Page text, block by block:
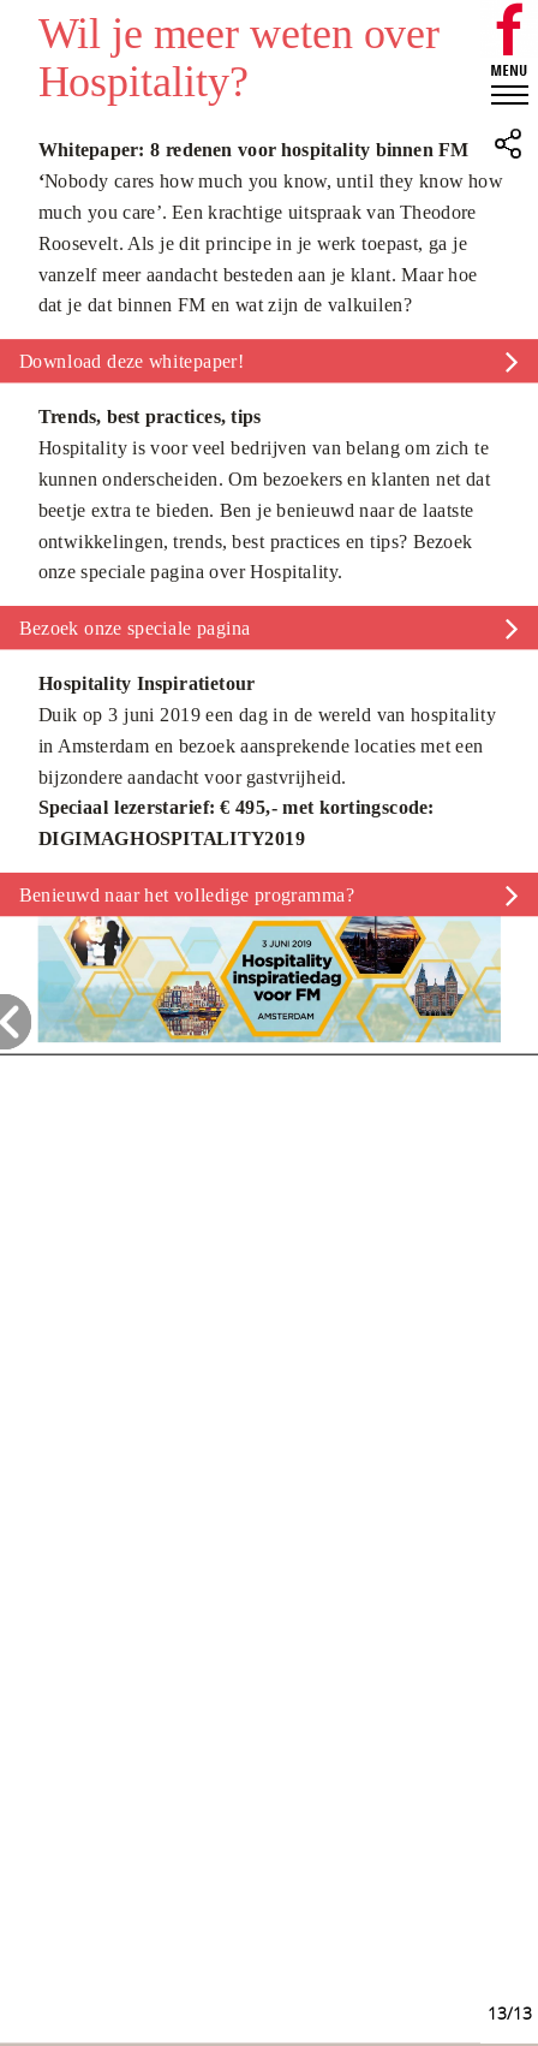
Wil je meer weten over
Hospitality?
Whitepaper: 8 redenen voor hospitality binnen FM
‘Nobody cares how much you know, until they know how
much you care’. Een krachtige uitspraak van Theodore
Roosevelt. Als je dit principe in je werk toepast, ga je
vanzelf meer aandacht besteden aan je klant. Maar hoe
dat je dat binnen FM en wat zijn de valkuilen?
Download deze whitepaper!
Trends, best practices, tips
Hospitality is voor veel bedrijven van belang om zich te
kunnen onderscheiden. Om bezoekers en klanten net dat
beetje extra te bieden. Ben je benieuwd naar de laatste
ontwikkelingen, trends, best practices en tips? Bezoek
onze speciale pagina over Hospitality.
Bezoek onze speciale pagina
Hospitality Inspiratietour
Duik op 3 juni 2019 een dag in de wereld van hospitality
in Amsterdam en bezoek aansprekende locaties met een
bijzondere aandacht voor gastvrijheid.
Speciaal lezerstarief: € 495,- met kortingscode:
DIGIMAGHOSPITALITY2019
Benieuwd naar het volledige programma?
13/13